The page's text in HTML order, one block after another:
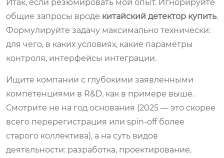
Итак, если резюмировать мой опыт. Игнорируйте
общие запросы вроде китайский детектор купить.
Формулируйте задачу максимально технически:
для чего, в каких условиях, какие параметры
контроля, интерфейсы интеграции.
Ищите компании с глубокими заявленными
компетенциями в R&D, как в примере выше.
Смотрите не на год основания (2025 — это скорее
всего перерегистрация или spin-off более
старого коллектива), а на суть видов
деятельности: разработка, проектирование,